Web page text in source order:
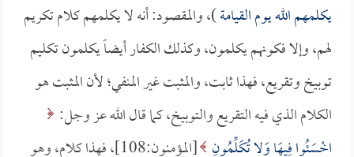
يكلمهم الله يوم القيامة)، والمقصود: أنه لا يكلمهم كلام تكريم
لهم، وإلا فكونهم يكلمون، وكذلك الكفار أيضاً يكلمون تكليم
توبيخ وتقريع، فهذا ثابت، والمثبت غير المنفي؛ لأن المثبت هو
الكلام الذي فيه التقريع والتوبيخ، كما قال الله عز وجل:
اخْسَئُوا فِيهَا وَلا تُكَلِّمُونِ
[المؤمنون:108]، فهذا كلام، وهو